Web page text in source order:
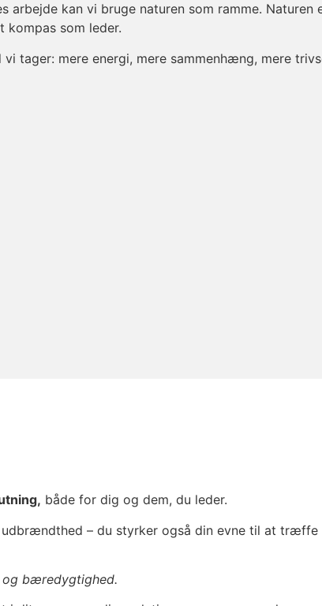
arbejde kan vi bruge naturen som ramme. Naturen
som leder.
tager: mere energi, mere sammenhæng, mere
, både for dig og dem, du leder.
– du styrker også din evne til at træffe
bæredygtighed.